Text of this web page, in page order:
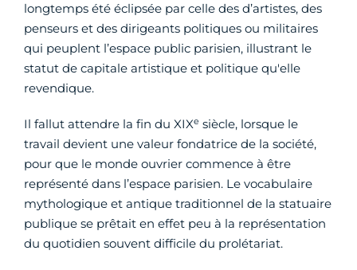
longtemps été éclipsée par celle des d’artistes, des
penseurs et des dirigeants politiques ou militaires
qui peuplent l’espace public parisien, illustrant le
statut de capitale artistique et politique qu'elle
revendique.
Il fallut attendre la fin du XIXe siècle, lorsque le
travail devient une valeur fondatrice de la société,
pour que le monde ouvrier commence à être
représenté dans l’espace parisien. Le vocabulaire
mythologique et antique traditionnel de la statuaire
publique se prêtait en effet peu à la représentation
du quotidien souvent difficile du prolétariat.